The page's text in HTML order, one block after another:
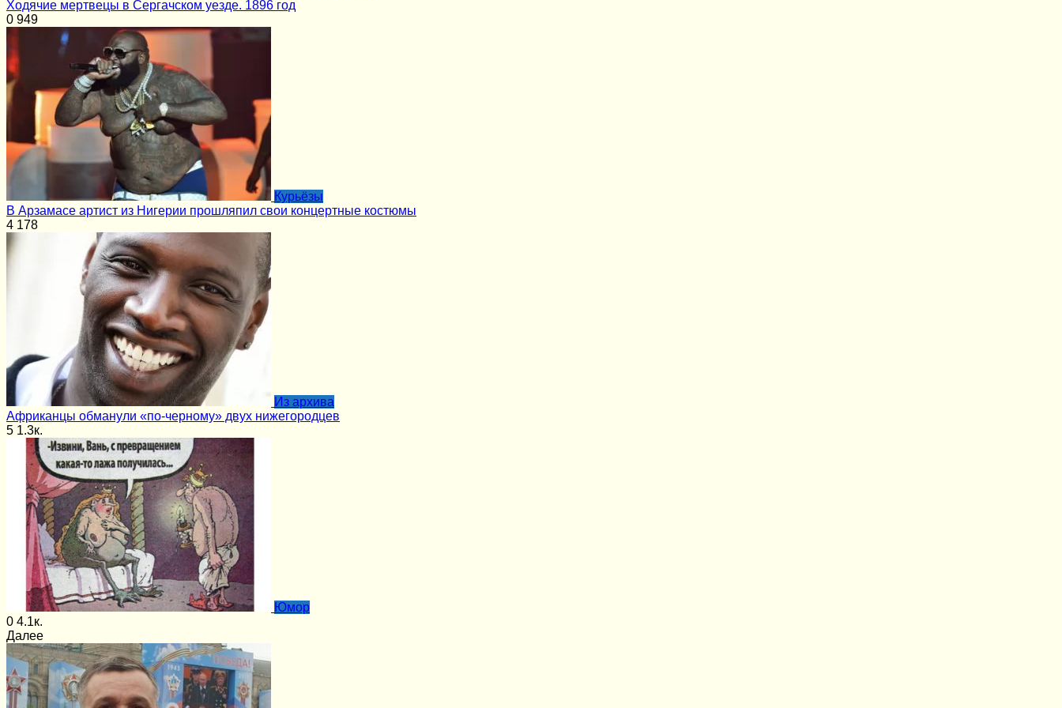
Ходячие мертвецы в Сергачском уезде. 1896 год
0 949
Курьёзы
В Арзамасе артист из Нигерии прошляпил свои концертные костюмы
4 178
Из архива
Африканцы обманули «по-черному» двух нижегородцев
5 1.3к.
Юмор
0 4.1к.
Далее